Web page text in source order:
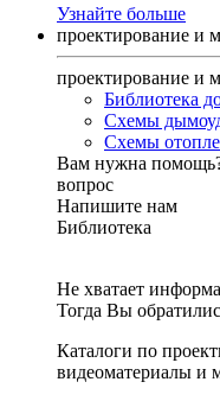
Узнайте больше
проектирование и
проектирование и
Библиотека
Схемы
Схемы
Вам нужна
вопрос
Напишите нам
Библиотека
Не хватает
Тогда Вы
Каталоги по
видеоматериалы и